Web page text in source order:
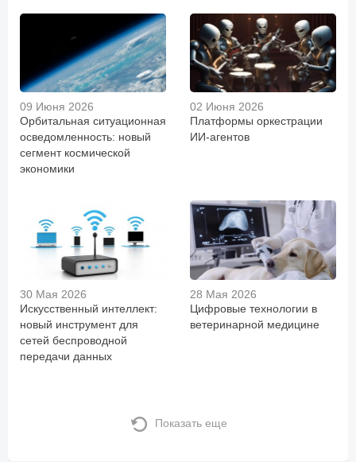
09 Июня 2026
Орбитальная ситуационная
осведомленность: новый
сегмент космической
экономики
02 Июня 2026
Платформы оркестрации
ИИ-агентов
30 Мая 2026
Искусственный интеллект:
новый инструмент для
сетей беспроводной
передачи данных
28 Мая 2026
Цифровые технологии в
ветеринарной медицине
Показать еще